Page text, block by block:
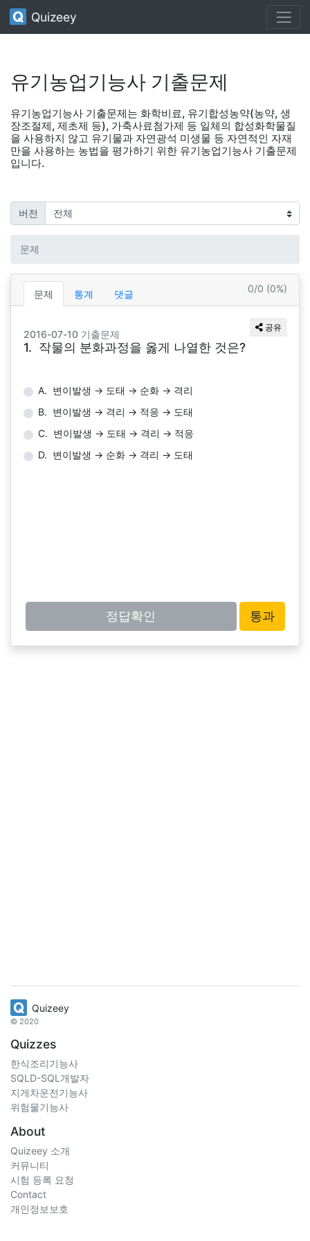
Quizeey
유기농업기능사 기출문제
유기농업기능사 기출문제는 화학비료, 유기합성농약(농약, 생
장조절제, 제초제 등), 가축사료첨가제 등 일체의 합성화학물질
을 사용하지 않고 유기물과 자연광석 미생물 등 자연적인 자재
만을 사용하는 농법을 평가하기 위한 유기농업기능사 기출문제
입니다.
버전
문제
0/0 (0%)
문제 통계 댓글
공유
2016-07-10 기출문제
1. 작물의 분화과정을 옳게 나열한 것은?
A. 변이발생 → 도태 → 순화 → 격리
B. 변이발생 → 격리 → 적응 → 도태
C. 변이발생 → 도태 → 격리 → 적응
D. 변이발생 → 순화 → 격리 → 도태
정답확인 통과
Quizeey
© 2020
Quizzes
한식조리기능사
SQLD-SQL개발자
지게차운전기능사
위험물기능사
About
Quizeey 소개
커뮤니티
시험 등록 요청
Contact
개인정보보호